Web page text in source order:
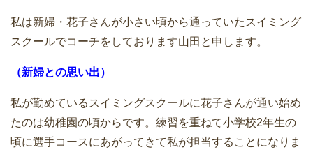
私は新婦・花子さんが小さい頃から通っていたスイミング
スクールでコーチをしております山田と申します。
（新婦との思い出）
私が勤めているスイミングスクールに花子さんが通い始め
たのは幼稚園の頃からです。練習を重ねて小学校2年生の
頃に選手コースにあがってきて私が担当することになりま